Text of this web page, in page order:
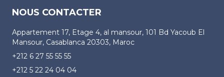
NOUS CONTACTER
Appartement 17, Etage 4, al mansour, 101 Bd Yacoub El
Mansour, Casablanca 20303, Maroc
+212 6 27 55 55 55
+212 5 22 24 04 04